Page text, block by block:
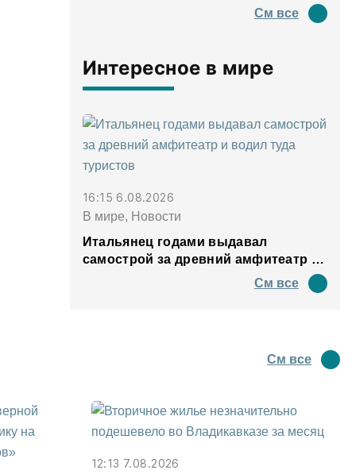
См все
Интересное в мире
16:15 6.08.2026
В мире, Новости
Итальянец годами выдавал
самострой за древний амфитеатр и
См все
См все
12:13 7.08.2026